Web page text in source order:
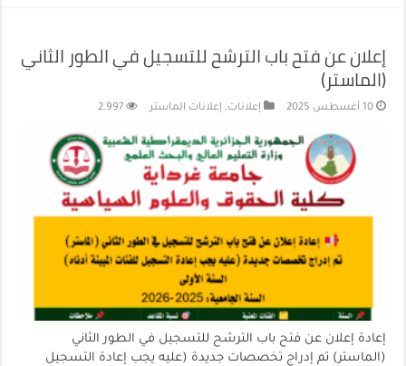
إعلان عن فتح باب الترشح للتسجيل في الطور الثاني
(الماستر)
10 أغسطس 2025 إعلانات, إعلانات الماستر 2,997
إعادة إعلان عن فتح باب الترشح للتسجيل في الطور الثاني
(الماستر) تم إدراج تخصصات جديدة (عليه يجب إعادة التسجيل